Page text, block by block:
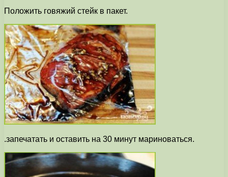
Положить говяжий стейк в пакет.
.запечатать и оставить на 30 минут мариноваться.